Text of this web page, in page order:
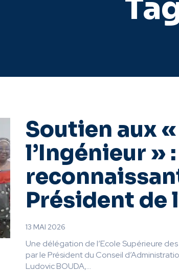
Soutien aux
l’Ingénieur » :
Président de
13 MAI 2026
Une délégation de l’Ecole Supérieure
par le Président du Conseil
Ludovic BOUDA,...